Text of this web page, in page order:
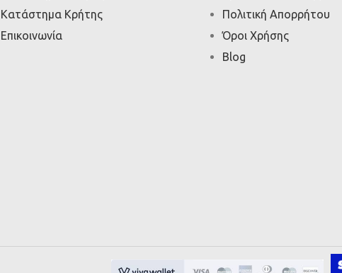
Κατάστημα Κρήτης
Επικοινωνία
Πολιτική Απορρήτου
Όροι Χρήσης
Blog